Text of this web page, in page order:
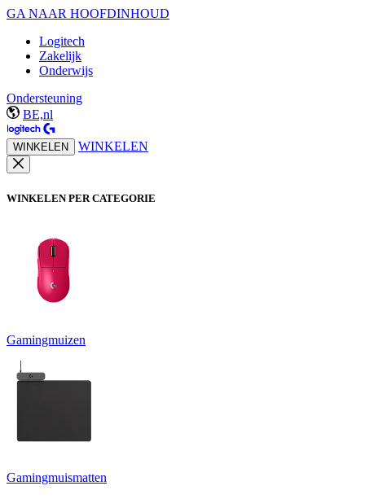
GA NAAR HOOFDINHOUD
Logitech
Zakelijk
Onderwijs
Ondersteuning
BE,nl
WINKELEN WINKELEN
WINKELEN PER CATEGORIE
Gamingmuizen
Gamingmuismatten